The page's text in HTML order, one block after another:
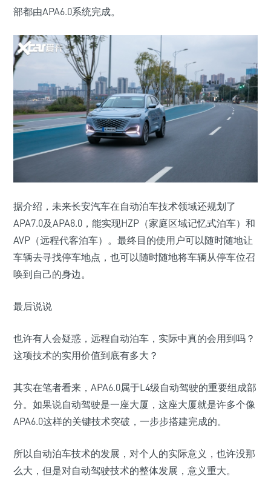
部都由APA6.0系统完成。
据介绍，未来长安汽车在自动泊车技术领域还规划了
APA7.0及APA8.0，能实现HZP（家庭区域记忆式泊车）和
AVP（远程代客泊车）。最终目的使用户可以随时随地让
车辆去寻找停车地点，也可以随时随地将车辆从停车位召
唤到自己的身边。
最后说说
也许有人会疑惑，远程自动泊车，实际中真的会用到吗？
这项技术的实用价值到底有多大？
其实在笔者看来，APA6.0属于L4级自动驾驶的重要组成部
分。如果说自动驾驶是一座大厦，这座大厦就是许多个像
APA6.0这样的关键技术突破，一步步搭建完成的。
所以自动泊车技术的发展，对个人的实际意义，也许没那
么大，但是对自动驾驶技术的整体发展，意义重大。